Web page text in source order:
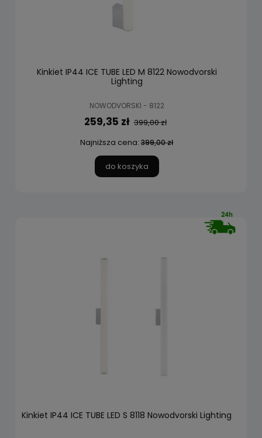
Kinkiet IP44 ICE TUBE LED M 8122 Nowodvorski
Lighting
NOWODVORSKI - 8122
259,35 zł 399,00 zł
Najniższa cena: 399,00 zł
do koszyka
Kinkiet IP44 ICE TUBE LED S 8118 Nowodvorski Lighting